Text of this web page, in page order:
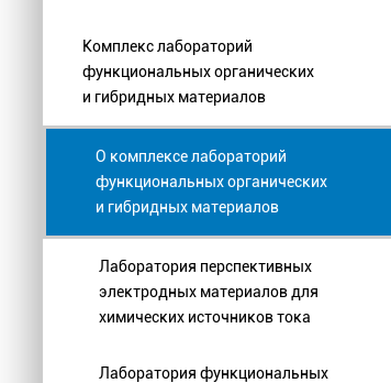
Комплекс лабораторий
функциональных органических
и гибридных материалов
О комплексе лабораторий
функциональных органических
и гибридных материалов
Лаборатория перспективных
электродных материалов для
химических источников тока
Лаборатория функциональных